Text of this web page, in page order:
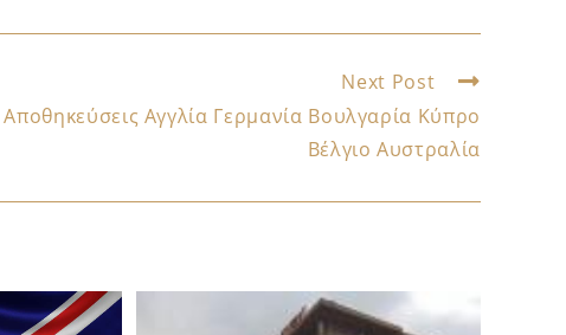
Next Post
Αποθηκεύσεις Αγγλία Γερμανία Βουλγαρία Κύπρο
Βέλγιο Αυστραλία